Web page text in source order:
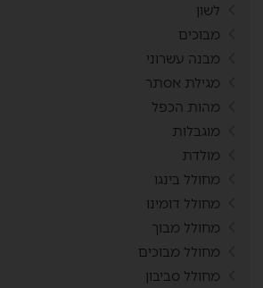
לשון
מבוכים
מבנה עשרוני
מגילת אסתר
מהות הכפל
מוגבלות
מולדת
מחולל בינגו
מחולל דומינו
מחולל מבוך
מחולל מבוכים
מחולל סביבון